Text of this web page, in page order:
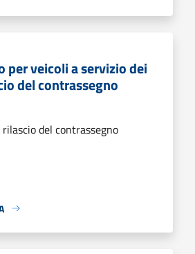
per veicoli a servizio dei
del contrassegno
del contrassegno